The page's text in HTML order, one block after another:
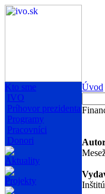
Kto sme
IVO
Príhovor prezidenta
Programy
Pracovníci
Donori
Aktuality
Projekty
Úvod